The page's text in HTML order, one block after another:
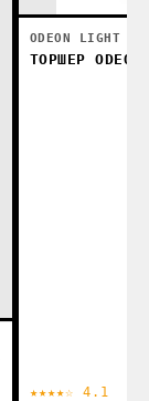
ODEON LIGHT
ТОРШЕР
★★★★☆ 4.1